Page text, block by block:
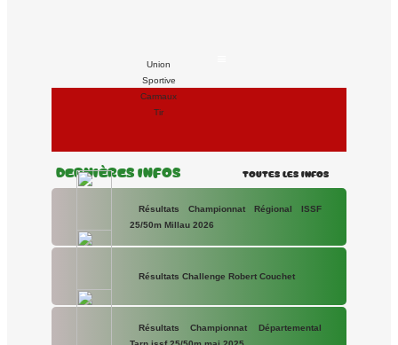
Union
Sportive
Carmaux
Tir
Dernières Infos Toutes les Infos
Résultats Championnat Régional ISSF
25/50m Millau 2026
Résultats Challenge Robert Couchet
Résultats Championnat Départemental